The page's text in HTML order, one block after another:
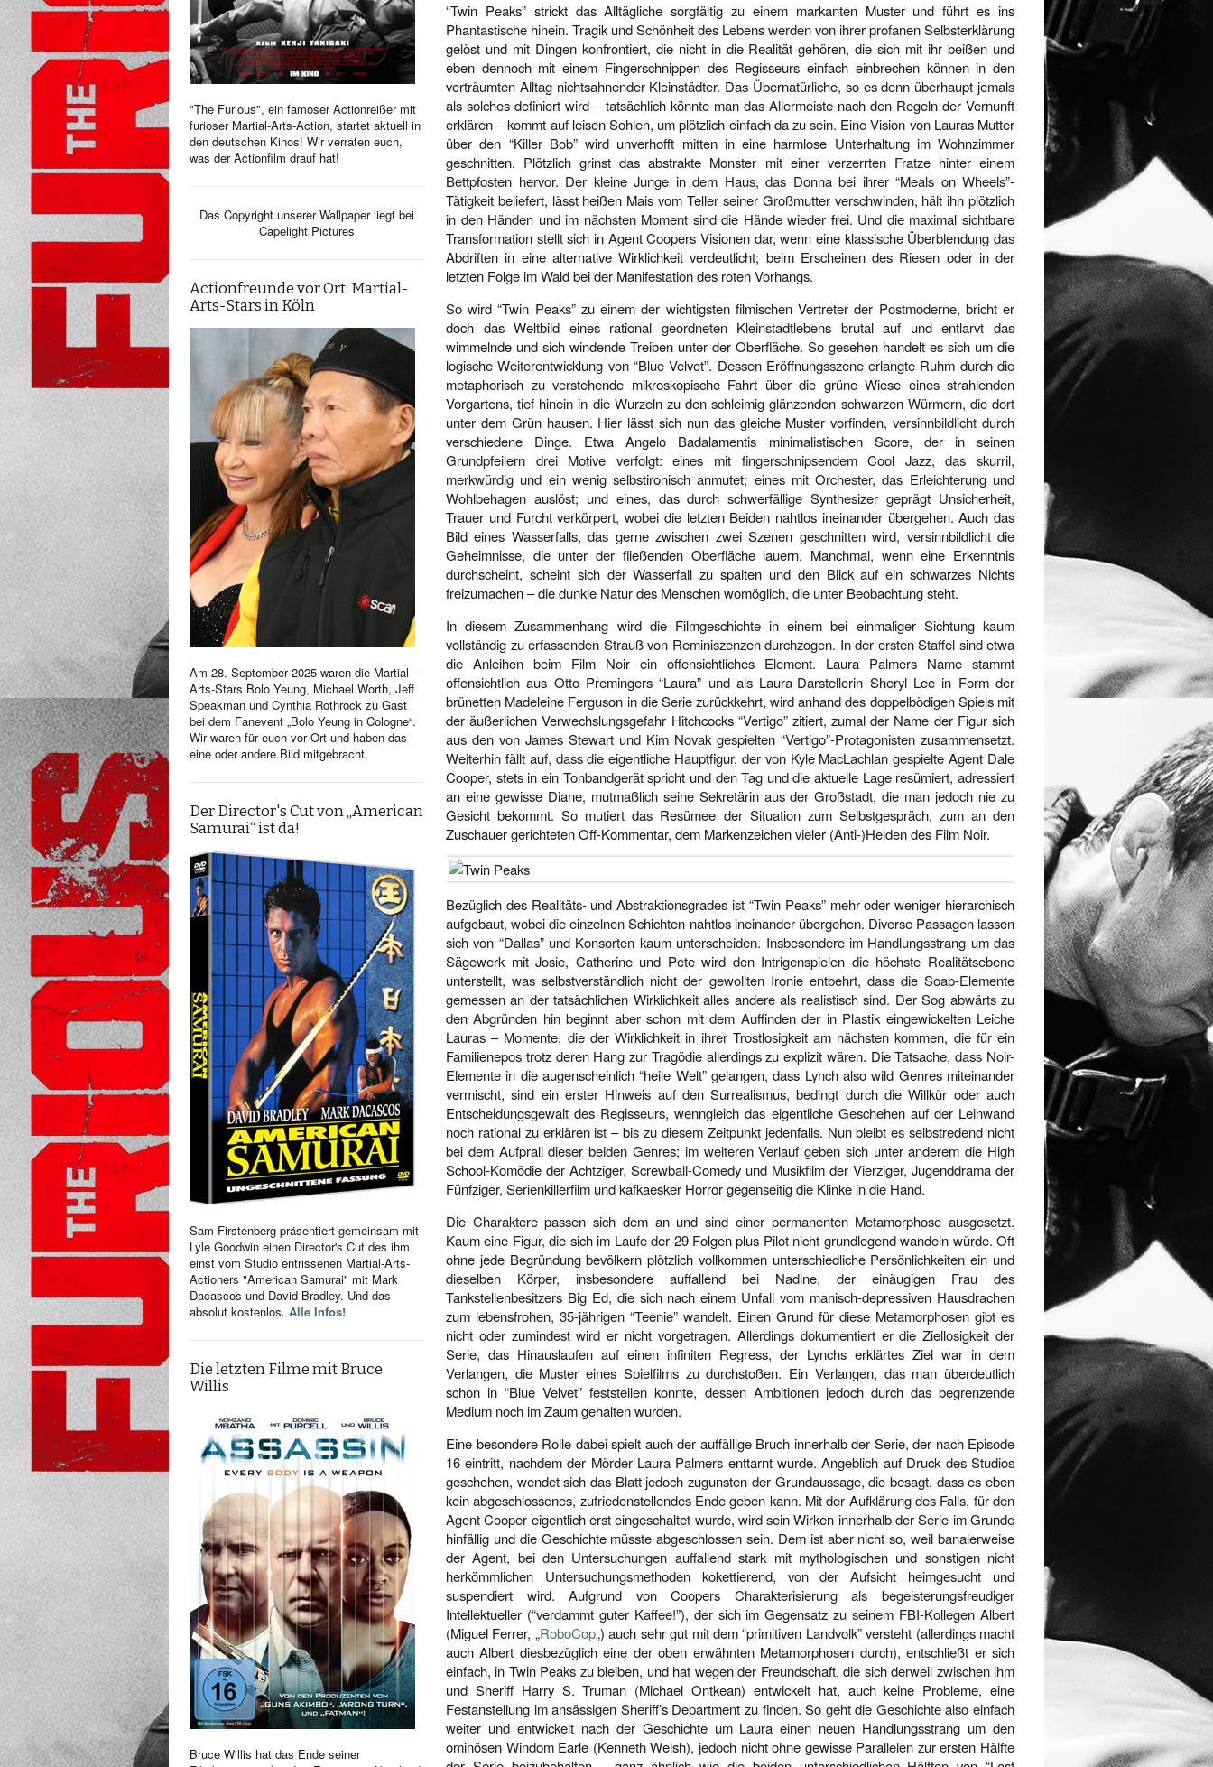
"The Furious", ein famoser Actionreißer mit
furioser Martial-Arts-Action, startet aktuell in
den deutschen Kinos! Wir verraten euch,
was der Actionfilm drauf hat!
Das Copyright unserer Wallpaper liegt bei
Capelight Pictures
Actionfreunde vor Ort: Martial-
Arts-Stars in Köln
Am 28. September 2025 waren die Martial-
Arts-Stars Bolo Yeung, Michael Worth, Jeff
Speakman und Cynthia Rothrock zu Gast
bei dem Fanevent „Bolo Yeung in Cologne“.
Wir waren für euch vor Ort und haben das
eine oder andere Bild mitgebracht.
Der Director's Cut von „American
Samurai“ ist da!
Sam Firstenberg präsentiert gemeinsam mit
Lyle Goodwin einen Director's Cut des ihm
einst vom Studio entrissenen Martial-Arts-
Actioners "American Samurai" mit Mark
Dacascos und David Bradley. Und das
absolut kostenlos. Alle Infos!
Die letzten Filme mit Bruce
Willis
Bruce Willis hat das Ende seiner
“Twin Peaks” strickt das Alltägliche sorgfältig zu einem markanten Muster und führt es ins
Phantastische hinein. Tragik und Schönheit des Lebens werden von ihrer profanen Selbsterklärung
gelöst und mit Dingen konfrontiert, die nicht in die Realität gehören, die sich mit ihr beißen und
eben dennoch mit einem Fingerschnippen des Regisseurs einfach einbrechen können in den
verträumten Alltag nichtsahnender Kleinstädter. Das Übernatürliche, so es denn überhaupt jemals
als solches definiert wird – tatsächlich könnte man das Allermeiste nach den Regeln der Vernunft
erklären – kommt auf leisen Sohlen, um plötzlich einfach da zu sein. Eine Vision von Lauras Mutter
über den “Killer Bob” wird unverhofft mitten in eine harmlose Unterhaltung im Wohnzimmer
geschnitten. Plötzlich grinst das abstrakte Monster mit einer verzerrten Fratze hinter einem
Bettpfosten hervor. Der kleine Junge in dem Haus, das Donna bei ihrer “Meals on Wheels”-
Tätigkeit beliefert, lässt heißen Mais vom Teller seiner Großmutter verschwinden, hält ihn plötzlich
in den Händen und im nächsten Moment sind die Hände wieder frei. Und die maximal sichtbare
Transformation stellt sich in Agent Coopers Visionen dar, wenn eine klassische Überblendung das
Abdriften in eine alternative Wirklichkeit verdeutlicht; beim Erscheinen des Riesen oder in der
letzten Folge im Wald bei der Manifestation des roten Vorhangs.
So wird “Twin Peaks” zu einem der wichtigsten filmischen Vertreter der Postmoderne, bricht er
doch das Weltbild eines rational geordneten Kleinstadtlebens brutal auf und entlarvt das
wimmelnde und sich windende Treiben unter der Oberfläche. So gesehen handelt es sich um die
logische Weiterentwicklung von “Blue Velvet”. Dessen Eröffnungsszene erlangte Ruhm durch die
metaphorisch zu verstehende mikroskopische Fahrt über die grüne Wiese eines strahlenden
Vorgartens, tief hinein in die Wurzeln zu den schleimig glänzenden schwarzen Würmern, die dort
unter dem Grün hausen. Hier lässt sich nun das gleiche Muster vorfinden, versinnbildlicht durch
verschiedene Dinge. Etwa Angelo Badalamentis minimalistischen Score, der in seinen
Grundpfeilern drei Motive verfolgt: eines mit fingerschnipsendem Cool Jazz, das skurril,
merkwürdig und ein wenig selbstironisch anmutet; eines mit Orchester, das Erleichterung und
Wohlbehagen auslöst; und eines, das durch schwerfällige Synthesizer geprägt Unsicherheit,
Trauer und Furcht verkörpert, wobei die letzten Beiden nahtlos ineinander übergehen. Auch das
Bild eines Wasserfalls, das gerne zwischen zwei Szenen geschnitten wird, versinnbildlicht die
Geheimnisse, die unter der fließenden Oberfläche lauern. Manchmal, wenn eine Erkenntnis
durchscheint, scheint sich der Wasserfall zu spalten und den Blick auf ein schwarzes Nichts
freizumachen – die dunkle Natur des Menschen womöglich, die unter Beobachtung steht.
In diesem Zusammenhang wird die Filmgeschichte in einem bei einmaliger Sichtung kaum
vollständig zu erfassenden Strauß von Reminiszenzen durchzogen. In der ersten Staffel sind etwa
die Anleihen beim Film Noir ein offensichtliches Element. Laura Palmers Name stammt
offensichtlich aus Otto Premingers “Laura” und als Laura-Darstellerin Sheryl Lee in Form der
brünetten Madeleine Ferguson in die Serie zurückkehrt, wird anhand des doppelbödigen Spiels mit
der äußerlichen Verwechslungsgefahr Hitchcocks “Vertigo” zitiert, zumal der Name der Figur sich
aus den von James Stewart und Kim Novak gespielten “Vertigo”-Protagonisten zusammensetzt.
Weiterhin fällt auf, dass die eigentliche Hauptfigur, der von Kyle MacLachlan gespielte Agent Dale
Cooper, stets in ein Tonbandgerät spricht und den Tag und die aktuelle Lage resümiert, adressiert
an eine gewisse Diane, mutmaßlich seine Sekretärin aus der Großstadt, die man jedoch nie zu
Gesicht bekommt. So mutiert das Resümee der Situation zum Selbstgespräch, zum an den
Zuschauer gerichteten Off-Kommentar, dem Markenzeichen vieler (Anti-)Helden des Film Noir.
Bezüglich des Realitäts- und Abstraktionsgrades ist “Twin Peaks” mehr oder weniger hierarchisch
aufgebaut, wobei die einzelnen Schichten nahtlos ineinander übergehen. Diverse Passagen lassen
sich von “Dallas” und Konsorten kaum unterscheiden. Insbesondere im Handlungsstrang um das
Sägewerk mit Josie, Catherine und Pete wird den Intrigenspielen die höchste Realitätsebene
unterstellt, was selbstverständlich nicht der gewollten Ironie entbehrt, dass die Soap-Elemente
gemessen an der tatsächlichen Wirklichkeit alles andere als realistisch sind. Der Sog abwärts zu
den Abgründen hin beginnt aber schon mit dem Auffinden der in Plastik eingewickelten Leiche
Lauras – Momente, die der Wirklichkeit in ihrer Trostlosigkeit am nächsten kommen, die für ein
Familienepos trotz deren Hang zur Tragödie allerdings zu explizit wären. Die Tatsache, dass Noir-
Elemente in die augenscheinlich “heile Welt” gelangen, dass Lynch also wild Genres miteinander
vermischt, sind ein erster Hinweis auf den Surrealismus, bedingt durch die Willkür oder auch
Entscheidungsgewalt des Regisseurs, wenngleich das eigentliche Geschehen auf der Leinwand
noch rational zu erklären ist – bis zu diesem Zeitpunkt jedenfalls. Nun bleibt es selbstredend nicht
bei dem Aufprall dieser beiden Genres; im weiteren Verlauf geben sich unter anderem die High
School-Komödie der Achtziger, Screwball-Comedy und Musikfilm der Vierziger, Jugenddrama der
Fünfziger, Serienkillerfilm und kafkaesker Horror gegenseitig die Klinke in die Hand.
Die Charaktere passen sich dem an und sind einer permanenten Metamorphose ausgesetzt.
Kaum eine Figur, die sich im Laufe der 29 Folgen plus Pilot nicht grundlegend wandeln würde. Oft
ohne jede Begründung bevölkern plötzlich vollkommen unterschiedliche Persönlichkeiten ein und
dieselben Körper, insbesondere auffallend bei Nadine, der einäugigen Frau des
Tankstellenbesitzers Big Ed, die sich nach einem Unfall vom manisch-depressiven Hausdrachen
zum lebensfrohen, 35-jährigen “Teenie” wandelt. Einen Grund für diese Metamorphosen gibt es
nicht oder zumindest wird er nicht vorgetragen. Allerdings dokumentiert er die Ziellosigkeit der
Serie, das Hinauslaufen auf einen infiniten Regress, der Lynchs erklärtes Ziel war in dem
Verlangen, die Muster eines Spielfilms zu durchstoßen. Ein Verlangen, das man überdeutlich
schon in “Blue Velvet” feststellen konnte, dessen Ambitionen jedoch durch das begrenzende
Medium noch im Zaum gehalten wurden.
Eine besondere Rolle dabei spielt auch der auffällige Bruch innerhalb der Serie, der nach Episode
16 eintritt, nachdem der Mörder Laura Palmers enttarnt wurde. Angeblich auf Druck des Studios
geschehen, wendet sich das Blatt jedoch zugunsten der Grundaussage, die besagt, dass es eben
kein abgeschlossenes, zufriedenstellendes Ende geben kann. Mit der Aufklärung des Falls, für den
Agent Cooper eigentlich erst eingeschaltet wurde, wird sein Wirken innerhalb der Serie im Grunde
hinfällig und die Geschichte müsste abgeschlossen sein. Dem ist aber nicht so, weil banalerweise
der Agent, bei den Untersuchungen auffallend stark mit mythologischen und sonstigen nicht
herkömmlichen Untersuchungsmethoden kokettierend, von der Aufsicht heimgesucht und
suspendiert wird. Aufgrund von Coopers Charakterisierung als begeisterungsfreudiger
Intellektueller (“verdammt guter Kaffee!”), der sich im Gegensatz zu seinem FBI-Kollegen Albert
(Miguel Ferrer, „RoboCop„) auch sehr gut mit dem “primitiven Landvolk” versteht (allerdings macht
auch Albert diesbezüglich eine der oben erwähnten Metamorphosen durch), entschließt er sich
einfach, in Twin Peaks zu bleiben, und hat wegen der Freundschaft, die sich derweil zwischen ihm
und Sheriff Harry S. Truman (Michael Ontkean) entwickelt hat, auch keine Probleme, eine
Festanstellung im ansässigen Sheriff’s Department zu finden. So geht die Geschichte also einfach
weiter und entwickelt nach der Geschichte um Laura einen neuen Handlungsstrang um den
ominösen Windom Earle (Kenneth Welsh), jedoch nicht ohne gewisse Parallelen zur ersten Hälfte